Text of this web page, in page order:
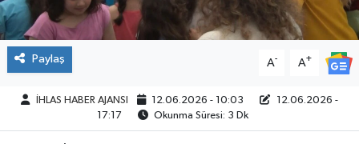
Paylaş A- A+
İHLAS HABER AJANSI 12.06.2026 - 10:03
12.06.2026 -
17:17
Okunma Süresi: 3 Dk